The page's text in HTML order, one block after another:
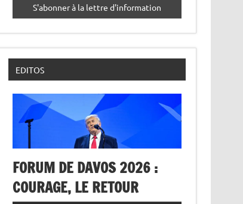
EDITOS
FORUM DE DAVOS 2026 :
COURAGE, LE RETOUR